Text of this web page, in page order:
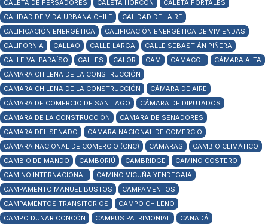
CALETA DE PERSADORES
CALETA HORCÓN
CALETA PORTALES
CALIDAD DE VIDA URBANA CHILE
CALIDAD DEL AIRE
CALIFICACIÓN ENERGÉTICA
CALIFICACIÓN ENERGÉTICA DE VIVIENDAS
CALIFORNIA
CALLAO CALLE LARGA
CALLE SEBASTIÁN PIÑERA
CALLE VALPARAÍSO
CALLES CALOR CAM CAMACOL
CÁMARA ALTA
CÁMARA CHILENA DE LA CONSTRUCCIÓN
CÁMARA CHILENA DE LA CONSTRUCCIÓN
CÁMARA DE AIRE
CÁMARA DE COMERCIO DE SANTIAGO
CÁMARA DE DIPUTADOS
CÁMARA DE LA CONSTRUCCIÓN
CÁMARA DE SENADORES
CÁMARA DEL SENADO
CÁMARA NACIONAL DE COMERCIO
CÁMARA NACIONAL DE COMERCIO (CNC)
CÁMARAS
CAMBIO CLIMÁTICO
CAMBIO DE MANDO
CAMBORIÚ CAMBRIDGE
CAMINO COSTERO
CAMINO INTERNACIONAL
CAMINO VICUÑA YENDEGAIA
CAMPAMENTO MANUEL BUSTOS
CAMPAMENTOS
CAMPAMENTOS TRANSITORIOS
CAMPO CHILENO
CAMPO DUNAR CONCÓN
CAMPUS PATRIMONIAL
CANADÁ